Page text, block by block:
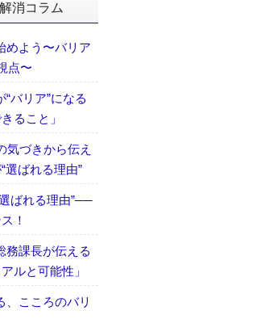
消コラム
めよう〜バリア
点〜
“バリア”になる
ること」
気づきから伝え
選ばれる理由”
ばれる理由”──
！
務課長が伝える
ルと可能性」
、こころのバリ